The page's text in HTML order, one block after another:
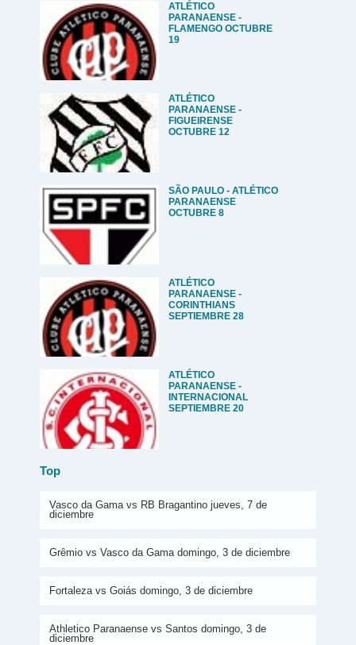
ATLÉTICO
PARANAENSE -
FLAMENGO OCTUBRE
19
ATLÉTICO
PARANAENSE -
FIGUEIRENSE
OCTUBRE 12
SÃO PAULO - ATLÉTICO
PARANAENSE
OCTUBRE 8
ATLÉTICO
PARANAENSE -
CORINTHIANS
SEPTIEMBRE 28
ATLÉTICO
PARANAENSE -
INTERNACIONAL
SEPTIEMBRE 20
Top
Vasco da Gama vs RB Bragantino jueves, 7 de
diciembre
Grêmio vs Vasco da Gama domingo, 3 de diciembre
Fortaleza vs Goiás domingo, 3 de diciembre
Athletico Paranaense vs Santos domingo, 3 de
diciembre